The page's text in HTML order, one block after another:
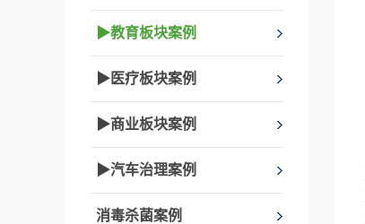
▶教育板块案例
▶医疗板块案例
▶商业板块案例
▶汽车治理案例
消毒杀菌案例